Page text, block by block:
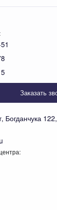
Заказать
Богданчука